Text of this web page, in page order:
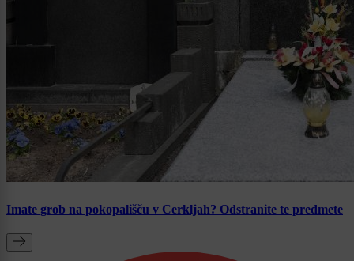
Imate grob na pokopališču v Cerkljah? Odstranite te predmete